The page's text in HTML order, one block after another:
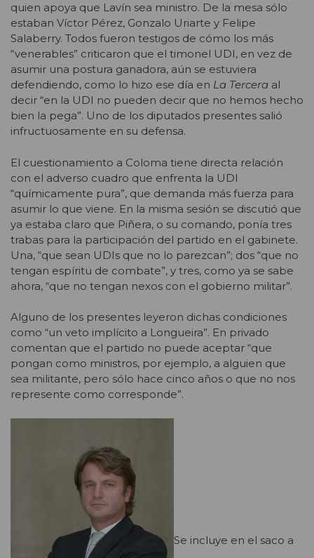
quien apoya que Lavín sea ministro. De la mesa sólo
estaban Víctor Pérez, Gonzalo Uriarte y Felipe
Salaberry. Todos fueron testigos de cómo los más
“venerables” criticaron que el timonel UDI, en vez de
asumir una postura ganadora, aún se estuviera
defendiendo, como lo hizo ese día en La Tercera al
decir “en la UDI no pueden decir que no hemos hecho
bien la pega”. Uno de los diputados presentes salió
infructuosamente en su defensa.
El cuestionamiento a Coloma tiene directa relación
con el adverso cuadro que enfrenta la UDI
“químicamente pura”, que demanda más fuerza para
asumir lo que viene. En la misma sesión se discutió que
ya estaba claro que Piñera, o su comando, ponía tres
trabas para la participación del partido en el gabinete.
Una, “que sean UDIs que no lo parezcan”; dos “que no
tengan espíritu de combate”, y tres, como ya se sabe
ahora, “que no tengan nexos con el gobierno militar”.
Alguno de los presentes leyeron dichas condiciones
como “un veto implícito a Longueira”. En privado
comentan que el partido no puede aceptar “que
pongan como ministros, por ejemplo, a alguien que
sea militante, pero sólo hace cinco años o que no nos
represente como corresponde”.
Se incluye en el saco a